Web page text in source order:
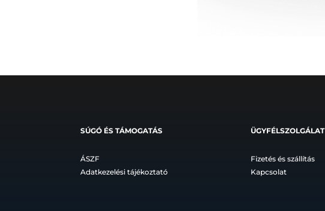
SÚGÓ ÉS TÁMOGATÁS ÜGYFÉLSZOLGÁLAT
ÁSZF
Adatkezelési tájékoztató
Fizetés és szállítás
Kapcsolat